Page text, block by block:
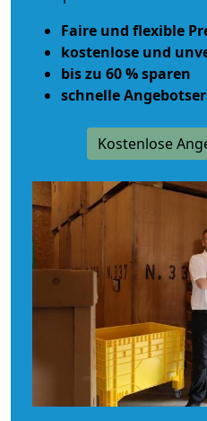
Faire und flexible
kostenlose und
bis zu 60 % sparen
schnelle
Kostenlose